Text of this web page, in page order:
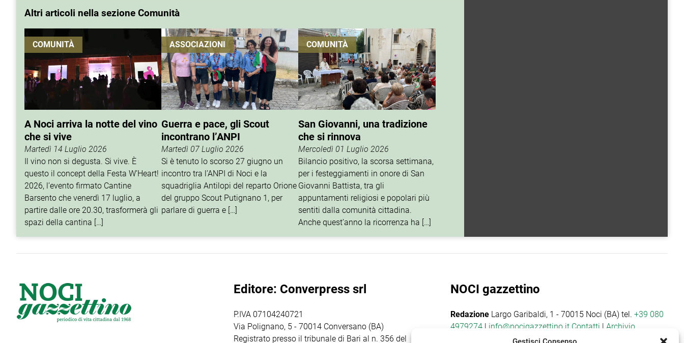
Altri articoli nella sezione Comunità
COMUNITÀ
A Noci arriva la notte del vino
che si vive
Martedì 14 Luglio 2026
Il vino non si degusta. Si vive. È
questo il concept della Festa W’Heart!
2026, l’evento firmato Cantine
Barsento che venerdì 17 luglio, a
partire dalle ore 20.30, trasformerà gli
spazi della cantina […]
ASSOCIAZIONI
Guerra e pace, gli Scout
incontrano l’ANPI
Martedì 07 Luglio 2026
Si è tenuto lo scorso 27 giugno un
incontro tra l’ANPI di Noci e la
squadriglia Antilopi del reparto Orione
del gruppo Scout Putignano 1, per
parlare di guerra e […]
COMUNITÀ
San Giovanni, una tradizione
che si rinnova
Mercoledì 01 Luglio 2026
Bilancio positivo, la scorsa settimana,
per i festeggiamenti in onore di San
Giovanni Battista, tra gli
appuntamenti religiosi e popolari più
sentiti dalla comunità cittadina.
Anche quest’anno la ricorrenza ha […]
Editore: Converpress srl
P.IVA 07104240721
Via Polignano, 5 - 70014 Conversano (BA)
Registrato presso il tribunale di Bari al n. 356 del
NOCI gazzettino
Redazione Largo Garibaldi, 1 - 70015 Noci (BA) tel.+39 080
4979274 | info@nocigazzettino.it Contatti | Archivio